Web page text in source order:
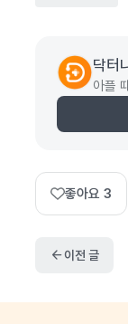
닥터
아플
좋아요 3
arrow_back이전 글